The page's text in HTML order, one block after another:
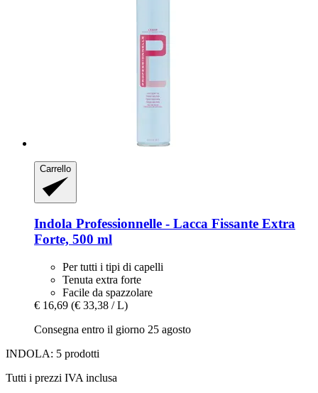
Carrello
Indola Professionnelle -​ Lacca Fissante Extra
Forte, 500 ml
Per tutti i tipi di capelli
Tenuta extra forte
Facile da spazzolare
€ 16,69 (€ 33,38 / L)
Consegna entro il giorno 25 agosto
INDOLA: 5 prodotti
Tutti i prezzi IVA inclusa